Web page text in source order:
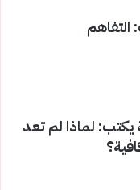
لماذا لم تعد